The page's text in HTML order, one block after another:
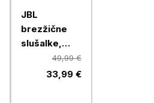
JBL
brezžične
slušalke,
Tune 125BT,
White
49,99 €
33,99 €